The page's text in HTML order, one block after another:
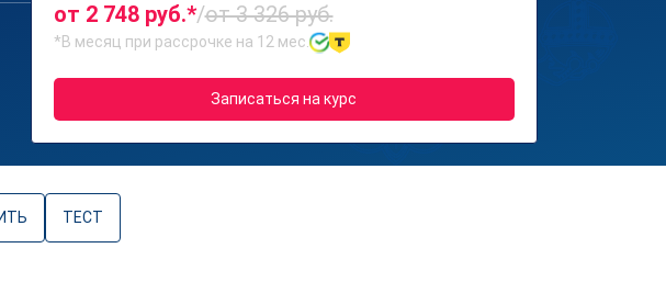
от 2 748 руб.*/от 3 326 руб.
*В месяц при рассрочке на 12 мес.
Записаться на курс
ТЕСТ